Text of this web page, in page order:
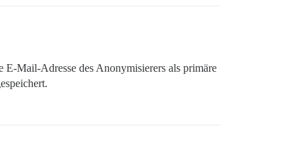
E-Mail-Adresse des Anonymisierers als primäre